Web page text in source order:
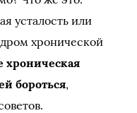
усталость или
хронической
хроническая
бороться,